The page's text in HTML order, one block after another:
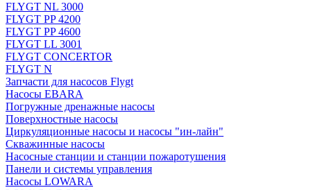
FLYGT NL 3000
FLYGT PP 4200
FLYGT PP 4600
FLYGT LL 3001
FLYGT CONCERTOR
FLYGT N
Запчасти для насосов Flygt
Насосы EBARA
Погружные дренажные насосы
Поверхностные насосы
Циркуляционные насосы и насосы "ин-лайн"
Скважинные насосы
Насосные станции и станции пожаротушения
Панели и системы управления
Насосы LOWARA